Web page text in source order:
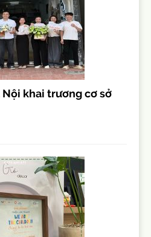
Nội khai trương cơ sở